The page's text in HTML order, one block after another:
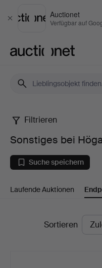
Schließen
Auctionet
Verfügbar auf
Sonstiges
bei
Höganäs
Auktionsverk
Filtrieren
Sonstiges bei
Suche speichern
Laufende Auktionen
EndpreiseSortieren